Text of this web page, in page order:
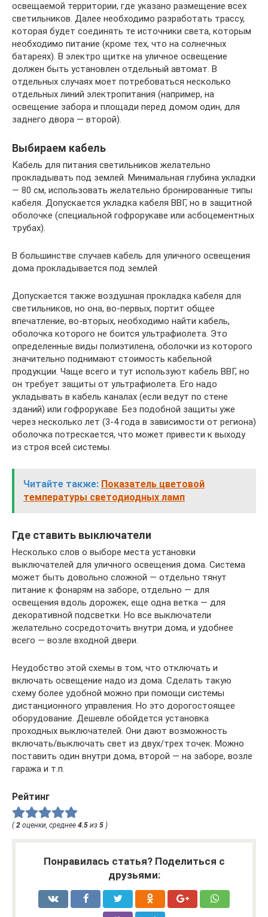
освещаемой территории, где указано размещение всех
светильников. Далее необходимо разработать трассу,
которая будет соединять те источники света, которым
необходимо питание (кроме тех, что на солнечных
батареях). В электро щитке на уличное освещение
должен быть установлен отдельный автомат. В
отдельных случаях моет потребоваться несколько
отдельных линий электропитания (например, на
освещение забора и площади перед домом один, для
заднего двора — второй).
Выбираем кабель
Кабель для питания светильников желательно
прокладывать под землей. Минимальная глубина укладки
— 80 см, использовать желательно бронированные типы
кабеля. Допускается укладка кабеля ВВГ, но в защитной
оболочке (специальной гофрорукаве или асбоцементных
трубах).
В большинстве случаев кабель для уличного освещения
дома прокладывается под землей
Допускается также воздушная прокладка кабеля для
светильников, но она, во-первых, портит общее
впечатление, во-вторых, необходимо найти кабель,
оболочка которого не боится ультрафиолета. Это
определенные виды полиэтилена, оболочки из которого
значительно поднимают стоимость кабельной
продукции. Чаще всего и тут используют кабель ВВГ, но
он требует защиты от ультрафиолета. Его надо
укладывать в кабель каналах (если ведут по стене
зданий) или гофрорукаве. Без подобной защиты уже
через несколько лет (3-4 года в зависимости от региона)
оболочка потрескается, что может привести к выходу
из строя всей системы.
Читайте также: Показатель цветовой
температуры светодиодных ламп
Где ставить выключатели
Несколько слов о выборе места установки
выключателей для уличного освещения дома. Система
может быть довольно сложной — отдельно тянут
питание к фонарям на заборе, отдельно — для
освещения вдоль дорожек, еще одна ветка — для
декоративной подсветки. Но все выключатели
желательно сосредоточить внутри дома, и удобнее
всего — возле входной двери.
Неудобство этой схемы в том, что отключать и
включать освещение надо из дома. Сделать такую
схему более удобной можно при помощи системы
дистанционного управления. Но это дорогостоящее
оборудование. Дешевле обойдется установка
проходных выключателей. Они дают возможность
включать/выключать свет из двух/трех точек. Можно
поставить один внутри дома, второй — на заборе, возле
гаража и т.п.
Рейтинг
(2 оценки, среднее 4.5 из 5 )
Понравилась статья? Поделиться с
друзьями: